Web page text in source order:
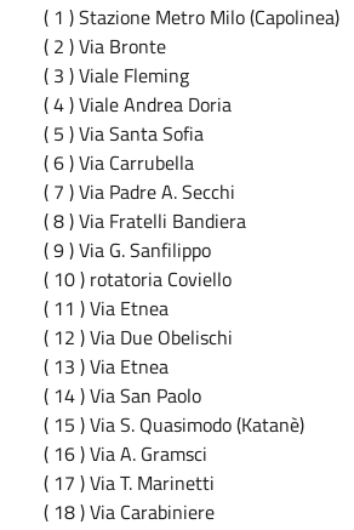
( 1 ) Stazione Metro Milo (Capolinea)
( 2 ) Via Bronte
( 3 ) Viale Fleming
( 4 ) Viale Andrea Doria
( 5 ) Via Santa Sofia
( 6 ) Via Carrubella
( 7 ) Via Padre A. Secchi
( 8 ) Via Fratelli Bandiera
( 9 ) Via G. Sanfilippo
( 10 ) rotatoria Coviello
( 11 ) Via Etnea
( 12 ) Via Due Obelischi
( 13 ) Via Etnea
( 14 ) Via San Paolo
( 15 ) Via S. Quasimodo (Katanè)
( 16 ) Via A. Gramsci
( 17 ) Via T. Marinetti
( 18 ) Via Carabiniere